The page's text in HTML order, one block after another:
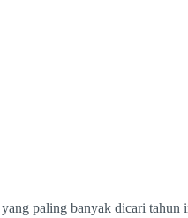
paling banyak dicari tahun